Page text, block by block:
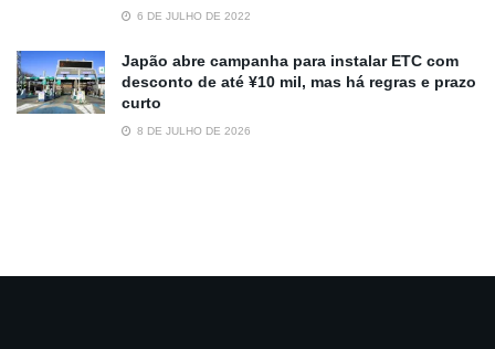
6 DE JULHO DE 2022
Japão abre campanha para instalar ETC com
desconto de até ¥10 mil, mas há regras e prazo
curto
8 DE JULHO DE 2026